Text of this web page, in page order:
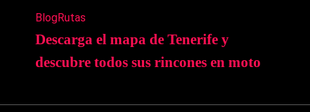
BlogRutas
Descarga el mapa de Tenerife y
descubre todos sus rincones en moto